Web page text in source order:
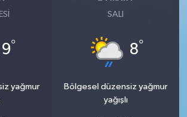
9°
yağmur
SALI
8°
Bölgesel düzensiz yağmur
yağışlı